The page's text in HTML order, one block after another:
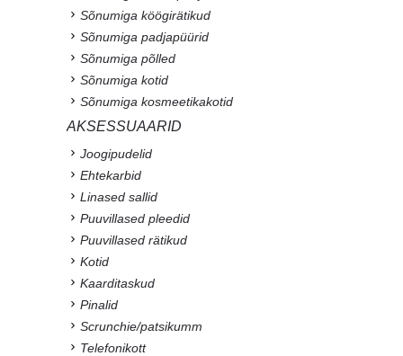
Sõnumiga köögirätikud
Sõnumiga padjapüürid
Sõnumiga põlled
Sõnumiga kotid
Sõnumiga kosmeetikakotid
AKSESSUAARID
Joogipudelid
Ehtekarbid
Linased sallid
Puuvillased pleedid
Puuvillased rätikud
Kotid
Kaarditaskud
Pinalid
Scrunchie/patsikumm
Telefonikott